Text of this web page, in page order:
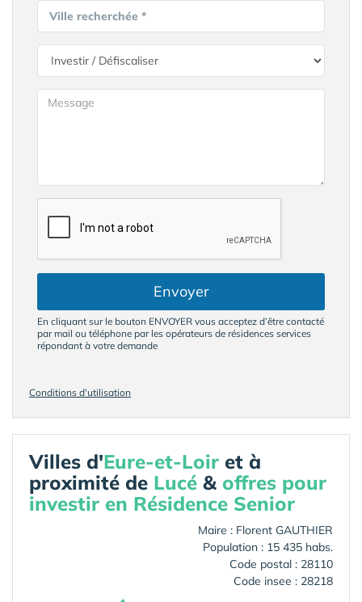
Ville recherchée *
Envoyer
En cliquant sur le bouton ENVOYER vous acceptez d’être contacté
par mail ou téléphone par les opérateurs de résidences services
répondant à votre demande
Conditions d'utilisation
Villes d'Eure-et-Loir et à
proximité de Lucé & offres pour
investir en Résidence Senior
Maire : Florent GAUTHIER
Population : 15 435 habs.
Code postal : 28110
Code insee : 28218